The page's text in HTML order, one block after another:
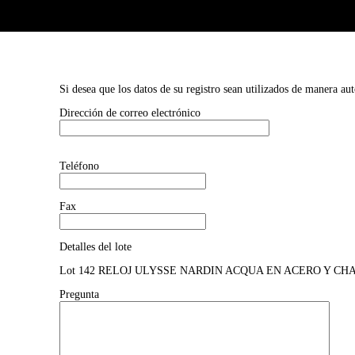
Si desea que los datos de su registro sean utilizados de manera
Dirección de correo electrónico
Teléfono
Fax
Detalles del lote
Lot 142 RELOJ ULYSSE NARDIN ACQUA EN ACERO Y
Pregunta